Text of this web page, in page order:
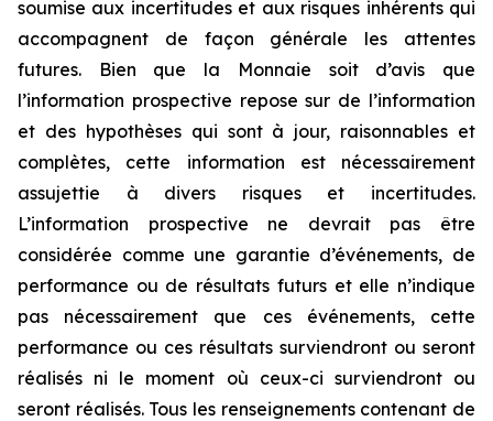
soumise aux incertitudes et aux risques inhérents qui
accompagnent de façon générale les attentes
futures. Bien que la Monnaie soit d’avis que
l’information prospective repose sur de l’information
et des hypothèses qui sont à jour, raisonnables et
complètes, cette information est nécessairement
assujettie à divers risques et incertitudes.
L’information prospective ne devrait pas être
considérée comme une garantie d’événements, de
performance ou de résultats futurs et elle n’indique
pas nécessairement que ces événements, cette
performance ou ces résultats surviendront ou seront
réalisés ni le moment où ceux-ci surviendront ou
seront réalisés. Tous les renseignements contenant de